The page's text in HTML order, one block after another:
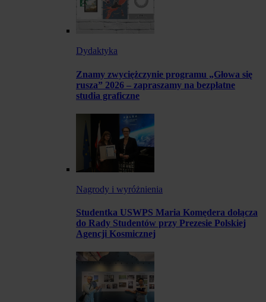
Dydaktyka
Znamy zwyciężczynie programu „Głowa się
rusza” 2026 – zapraszamy na bezpłatne
studia graficzne
Nagrody i wyróżnienia
Studentka USWPS Maria Komędera dołącza
do Rady Studentów przy Prezesie Polskiej
Agencji Kosmicznej